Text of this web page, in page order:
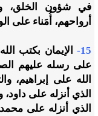
في شؤون الخلق،
أرواحهم، أُمَناء على
15-
الإيمان بكتب
على رسله عليهم
الله على إبراهيم،
الذي أنزله على
الذي أنزله على